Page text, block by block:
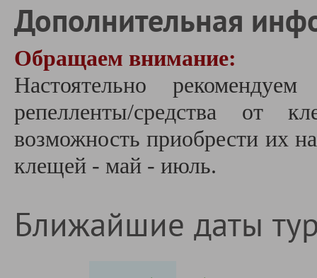
Дополнительная
Обращаем внимание:
Настоятельно
репелленты/средства от
возможность приобрести их
клещей - май - июль.
Ближайшие даты